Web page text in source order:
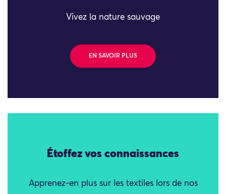
Vivez la nature sauvage
EN SAVOIR PLUS
Étoffez vos connaissances
Apprenez-en plus sur les textiles lors de nos